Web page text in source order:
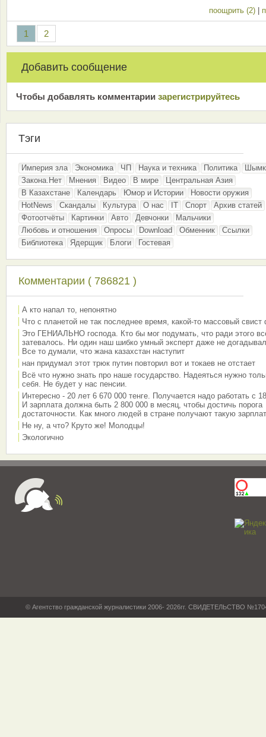
поощрить (2)
1 2
Добавить сообщение
Чтобы добавлять комментарии зарeгиcтрирyйтeсь
Тэги
Империя зла Экономика ЧП Наука и техника Политика
Закона.Нет
Мнения Видео В мире
Центральная Азия
В Казахстане
Календарь Юмор и Истории
Новости оружия
HotNews
Скандалы Культура О нас IT Спорт
Архив статей
Фотоотчёты
Картинки Авто Девчонки
Мальчики
Любовь и отношения
Опросы Download Обменник
Ссылки
Библиотека
Ядерщик Блоги Гостевая
Комментарии ( 786821 )
А кто напал то, непонятно
Что с планетой не так последнее время, какой-то массовый свист
Это ГЕНИАЛЬНО господа. Кто бы мог подумать, что ради этого
затевалось. Ни один наш шибко умный эксперт даже не
Все то думали, что жана казахстан наступит
нан придумал этот трюк путин повторил вот и токаев не отстает
Всё что нужно знать про наше государство. Надеяться нужно
себя. Не будет у нас пенсии.
Интересно - 20 лет 6 670 000 тенге. Получается надо работать с
И зарплата должна быть 2 800 000 в месяц, чтобы достичь порога
достаточности. Как много людей в стране получают такую
Не ну, а что? Круто же! Молодцы!
Экологично
© Агентство гражданской журналистики 2006- 2026гг. СВИДЕТЕЛЬСТВО